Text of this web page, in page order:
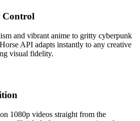
Control
and vibrant anime to gritty cyberpunk
API adapts instantly to any creative
visual fidelity.
1080p videos straight from the